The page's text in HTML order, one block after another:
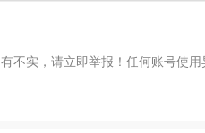
不实，请立即举报！任何账号使